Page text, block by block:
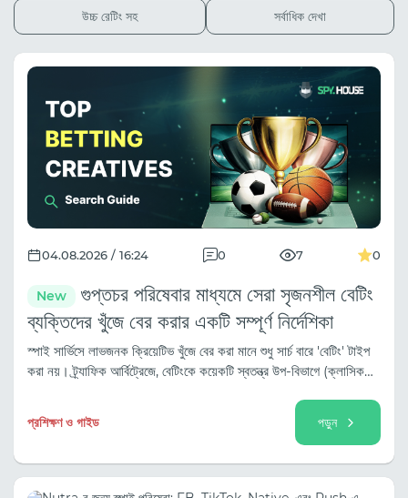
উচ্চ রেটিং সহ
সর্বাধিক দেখা
04.08.2026 / 16:24 0 7 0
New
গুপ্তচর পরিষেবার মাধ্যমে সেরা সৃজনশীল বেটিং
ব্যক্তিদের খুঁজে বের করার একটি সম্পূর্ণ নির্দেশিকা
স্পাই সার্ভিসে লাভজনক ক্রিয়েটিভ খুঁজে বের করা মানে শুধু সার্চ বারে 'বেটিং' টাইপ
করা নয়। ট্র্যাফিক আর্বিট্রেজে, বেটিংকে কয়েকটি স্বতন্ত্র উপ-বিভাগে (ক্লাসিক
হয়েছে, এবং ট্র্যাফিকের উৎসের উপর নির্ভর করে এর পদ্ধতিগুলো ব্যাপকভাবে ভিন্ন
হয়।
প্রশিক্ষণ ও গাইড পড়ুন